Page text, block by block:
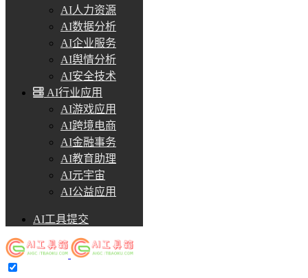
AI人力资源
AI数据分析
AI企业服务
AI舆情分析
AI安全技术
AI行业应用
AI游戏应用
AI跨境电商
AI金融事务
AI教育助理
AI元宇宙
AI公益应用
AI工具提交